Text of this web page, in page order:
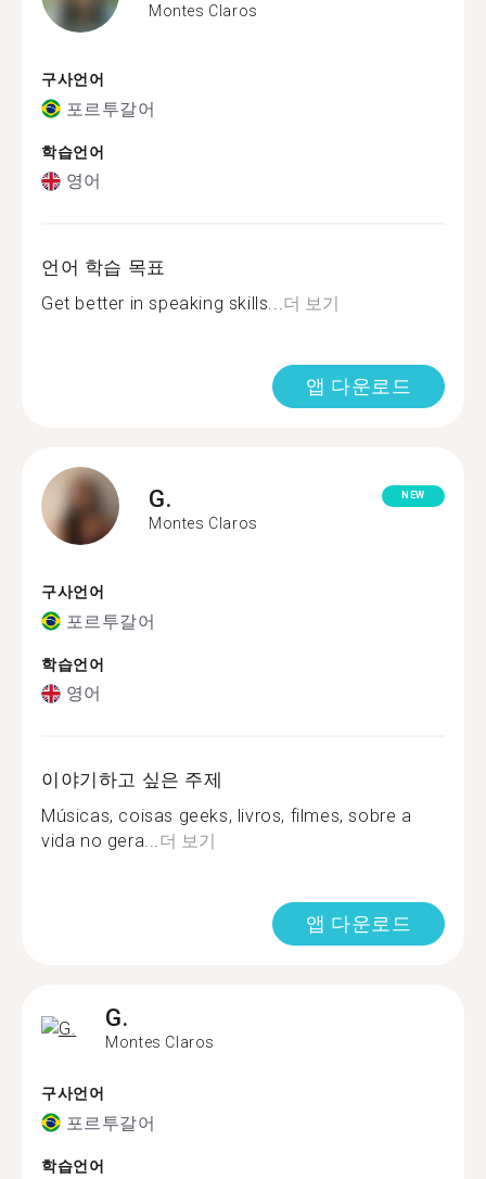
Montes Claros
구사언어
포르투갈어
학습언어
영어
언어 학습 목표
Get better in speaking skills...더 보기
앱 다운로드
G.
Montes Claros
NEW
구사언어
포르투갈어
학습언어
영어
이야기하고 싶은 주제
Músicas, coisas geeks, livros, filmes, sobre a
vida no gera...더 보기
앱 다운로드
G.
Montes Claros
구사언어
포르투갈어
학습언어